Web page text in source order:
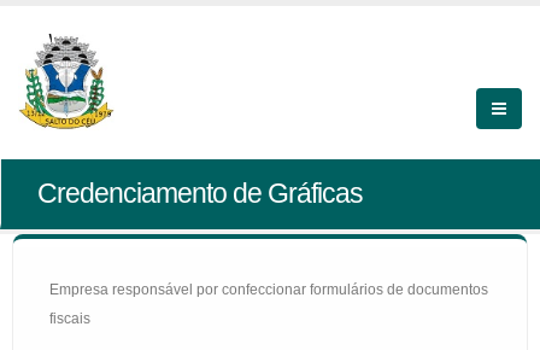
Credenciamento de Gráficas
Empresa responsável por confeccionar formulários de documentos
fiscais